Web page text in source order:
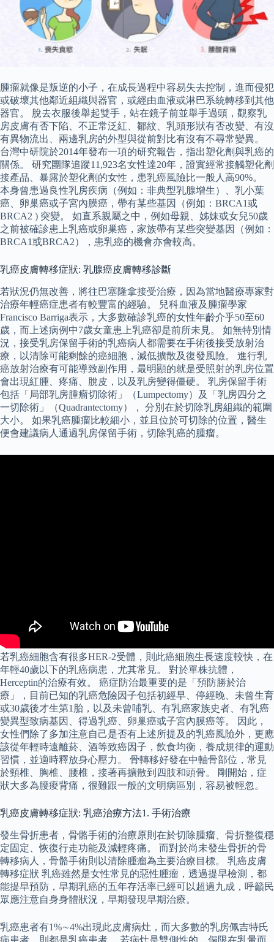
腫瘤就像是叛逆的小子，在成長過程中容易失去控制，進而侵犯
或破壞其他鄰近組織與器官，或經由血液或淋巴系統轉移到其他
器官。 脫去衣服後舉起雙手，站在鏡子前並舉手過頭，觀察乳
房皮膚有否下陷、不正常泛紅、鄒紋、乳頭形狀有否改變、有沒
有異物流出、兩邊乳房的外型與從前對比有沒有不尋常變異。
台灣中研院於2014年發布一項的研究報告，指出塑化劑與乳癌的
關係。 研究團隊追蹤11,923名女性達20年，證實經常接觸塑化劑
接產品、暴露於塑化劑的女性，患乳癌風險比一般人高90%。
本身曾患過良性乳房疾病（例如：非典型乳腺增生）、乳小葉
癌、卵巢癌或子宮內膜癌，帶有某些基因（例如：BRCA1或
BRCA2 ) 突變。 如直系親屬之中，例如母親、姊妹或女兒50歲
之前被確診患上乳癌或卵巢癌，家族帶有某些突變基因（例如：
BRCA1或BRCA2），患乳癌的機會亦會較高。
乳癌皮膚轉移症狀: 乳腺癌皮膚轉移診斷
若狀況仍無改善，將往巴塞隆拿接受治療，因為當地醫療專家對
治療年輕癌症患者有較豐富的經驗。 兒科血液及腫瘤學家
Francisco Barriga表示，大多數確診乳癌的女性年齡介乎50至60
歲，而上述病例中7歲女童患上乳癌卻是前所未見。 如無特別情
況，接受乳房保留手術的乳癌病人都需要在手術後接受放射治
療，以清除可能剩餘的癌細胞，減低擴散及復發風險。 進行乳
癌放射治療有可能導致副作用，最明顯的就是受照射的乳房位置
會出現紅腫、疼痛、脫皮，以及乳房變得僵硬。 乳房保留手術
包括「局部乳房腫瘤切除術」（Lumpectomy）及「乳房四分之
一切除術」（Quadrantectomy）， 分別在於切除乳房組織的範圍
大小。 如果乳癌腫瘤比較細小，並且位於可切除的位置，醫生
便會建議病人通過乳房保留手術，切除乳癌的腫瘤。
若乳癌細胞含有很多HER-2受體，則此癌細胞生長速度較快，在
年輕40歲以下的乳癌病患，尤其常見。 對於單株抗體，
Herceptin的治療有效。 癌症防治最重要的是「預防勝於治
療」，目前已知的乳癌危險因子包括初經早、停經晚、未曾生育
或30歲後才生第1胎，以及未曾哺乳、有乳癌家族史者、有乳癌
變異型致病基因、得過乳癌、卵巢癌或子宮內膜癌等。 因此，
女性們除了多加注意自己是否有上述所提及的乳癌風險外，更應
該從年輕時遠離菸、酒等致癌因子，飲食均衡，養成規律的運動
習慣，並適時釋放身心壓力。 骨轉移好發在中軸骨部位，常見
於頸椎、胸椎、腰椎，接著再擴散到四肢和頭骨。 剛開始，症
狀大多為腰痠背痛，很難跟一般的文明病區別，容易被輕忽。
乳癌皮膚轉移症狀: 乳癌治療方法1. 手術治療
發生骨折患者，骨骼手術的治療原則在於切除腫瘤、骨折整復穩
定固定、恢復行走功能及減輕疼痛。 而對於尚未發生骨折的骨
轉移病人，骨骼手術則以清除腫瘤為主要治療目標。 乳癌皮膚
轉移症狀 乳癌雖然是女性常見的惡性腫瘤，透過提早檢測，都
能提早預防，早期乳癌的五年存活率已經可以超過九成，呼籲民
眾應注意自身身體狀況，早期發現早期治療。
乳癌患者有1%∼4%出現此皮膚病灶，而大多數的乳房佩吉特氏
病患者，則都是乳癌患者。 若病灶是雙側性的、侷限在乳暈而